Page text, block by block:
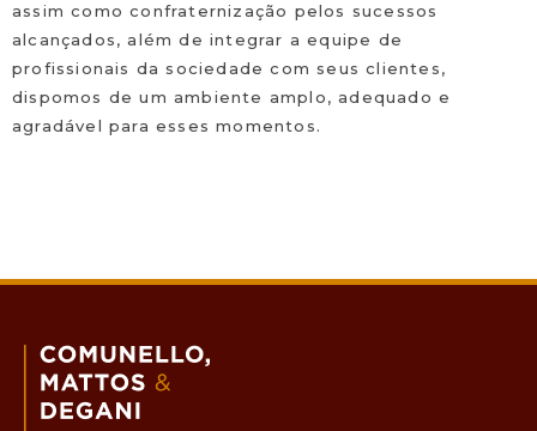
assim como confraternização pelos sucessos
alcançados, além de integrar a equipe de
profissionais da sociedade com seus clientes,
dispomos de um ambiente amplo, adequado e
agradável para esses momentos.